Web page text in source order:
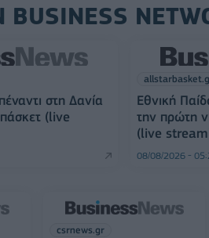
BUSINESS
στη Δανία
(live
Εθνική
την πρώτη
(live
08/08/2026 -
csrnews.gr